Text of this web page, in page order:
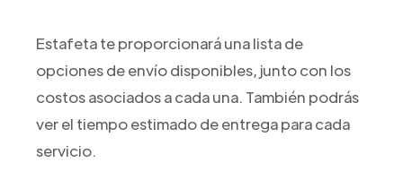
Estafeta te proporcionará una lista de
opciones de envío disponibles, junto con los
costos asociados a cada una. También podrás
ver el tiempo estimado de entrega para cada
servicio.